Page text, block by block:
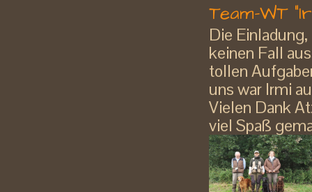
Team-WT
Die
keinen Fall
tollen
uns war Irmi
Vielen Dank
viel Spaß